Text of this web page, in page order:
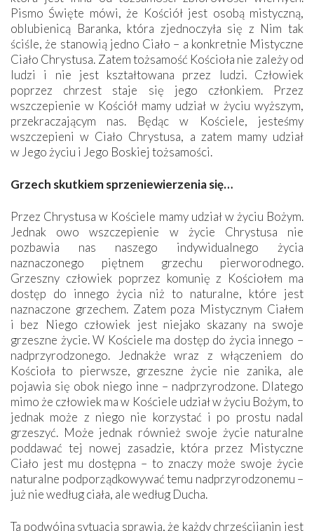
Pismo Święte mówi, że Kościół jest osobą mistyczną,
oblubienicą Baranka, która zjednoczyła się z Nim tak
ściśle, że stanowią jedno Ciało – a konkretnie Mistyczne
Ciało Chrystusa. Zatem tożsamość Kościoła nie zależy od
ludzi i nie jest kształtowana przez ludzi. Człowiek
poprzez chrzest staje się jego członkiem. Przez
wszczepienie w Kościół mamy udział w życiu wyższym,
przekraczającym nas. Będąc w Kościele, jesteśmy
wszczepieni w Ciało Chrystusa, a zatem mamy udział
w Jego życiu i Jego Boskiej tożsamości.
Grzech skutkiem sprzeniewierzenia się…
Przez Chrystusa w Kościele mamy udział w życiu Bożym.
Jednak owo wszczepienie w życie Chrystusa nie
pozbawia nas naszego indywidualnego życia
naznaczonego piętnem grzechu pierworodnego.
Grzeszny człowiek poprzez komunię z Kościołem ma
dostęp do innego życia niż to naturalne, które jest
naznaczone grzechem. Zatem poza Mistycznym Ciałem
i bez Niego człowiek jest niejako skazany na swoje
grzeszne życie. W Kościele ma dostęp do życia innego –
nadprzyrodzonego. Jednakże wraz z włączeniem do
Kościoła to pierwsze, grzeszne życie nie zanika, ale
pojawia się obok niego inne – nadprzyrodzone. Dlatego
mimo że człowiek ma w Kościele udział w życiu Bożym, to
jednak może z niego nie korzystać i po prostu nadal
grzeszyć. Może jednak również swoje życie naturalne
poddawać tej nowej zasadzie, która przez Mistyczne
Ciało jest mu dostępna – to znaczy może swoje życie
naturalne podporządkowywać temu nadprzyrodzonemu –
już nie według ciała, ale według Ducha.
Ta podwójna sytuacja sprawia, że każdy chrześcijanin jest